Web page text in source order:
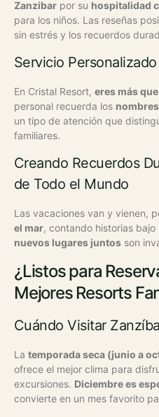
Zanzibar por su hospitalidad
para los niños. Las reseñas
sin estrés y los recuerdos
Servicio
En Cristal Resort, eres más
personal recuerda los
un tipo de atención que
familiares.
Creando Recuerdos
de Todo el Mundo
Las vacaciones van y vienen,
el mar, contando historias bajo
nuevos lugares juntos son
¿Listos para
Mejores Resorts
Cuándo Visitar
La temporada seca (junio a
ofrece el mejor clima para
excursiones. Diciembre es
convierte en un mes favorito